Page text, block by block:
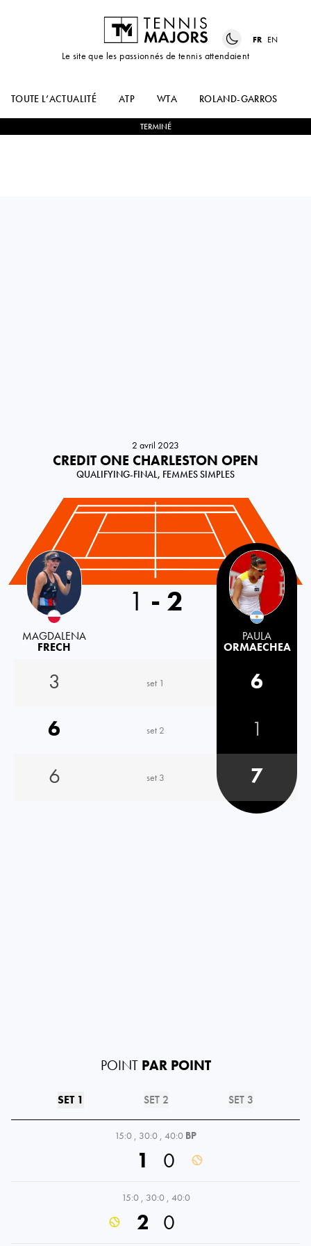
Le site que les passionnés de tennis attendaient
FR EN
TOUTE L’ACTUALITÉ ATP WTA ROLAND-GARROS
TERMINÉ
2 avril 2023
CREDIT ONE CHARLESTON OPEN
QUALIFYING-FINAL, FEMMES SIMPLES
Poland
MAGDALENA
FRECH
1 - 2
PAULA
ORMAECHEA
3 set 1
6
6
set 2
1
6
set 3 7
POINT PAR POINT
SET 1 SET 2 SET 3
15:0 , 30:0 , 40:0 BP
1 0
15:0 , 30:0 , 40:0
2 0